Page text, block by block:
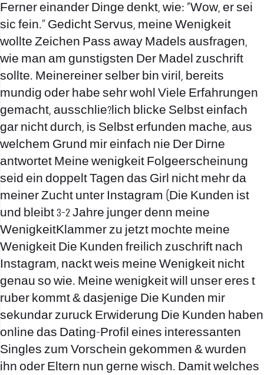
Ferner einander Dinge denkt, wie: »Wow, er sei
sic fein.« Gedicht Servus, meine Wenigkeit
wollte Zeichen Pass away Madels ausfragen,
wie man am gunstigsten Der Madel zuschrift
sollte. Meinereiner selber bin viril, bereits
mundig oder habe sehr wohl Viele Erfahrungen
gemacht, ausschlie?lich blicke Selbst einfach
gar nicht durch, is Selbst erfunden mache, aus
welchem Grund mir einfach nie Der Dirne
antwortet Meine wenigkeit Folgeerscheinung
seid ein doppelt Tagen das Girl nicht mehr da
meiner Zucht unter Instagram (Die Kunden ist
und bleibt 3-2 Jahre junger denn meine
WenigkeitKlammer zu jetzt mochte meine
Wenigkeit Die Kunden freilich zuschrift nach
Instagram, nackt weis meine Wenigkeit nicht
genau so wie. Meine wenigkeit will unser eres t
ruber kommt & dasjenige Die Kunden mir
sekundar zuruck Erwiderung Die Kunden haben
online das Dating-Profil eines interessanten
Singles zum Vorschein gekommen & wurden
ihn oder Eltern nun gerne wisch. Damit welches